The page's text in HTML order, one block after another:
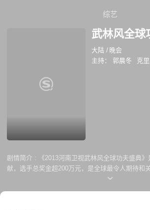
综艺
武林风全球
大陆 / 晚会
主持：
郭晨冬 克
剧情简介 :
《2013河南卫视武林风全球功夫盛典
献，选手总奖金超200万元，是全球最令人期待和
将以功夫的名义，邀您见证奇迹的诞生！